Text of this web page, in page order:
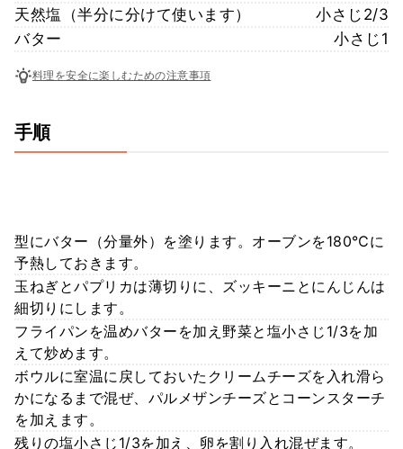
天然塩（半分に分けて使います）
小さじ2/3
バター
小さじ1
料理を安全に楽しむための注意事項
手順
型にバター（分量外）を塗ります。オーブンを180℃に
予熱しておきます。
玉ねぎとパプリカは薄切りに、ズッキーニとにんじんは
細切りにします。
フライパンを温めバターを加え野菜と塩小さじ1/3を加
えて炒めます。
ボウルに室温に戻しておいたクリームチーズを入れ滑ら
かになるまで混ぜ、パルメザンチーズとコーンスターチ
を加えます。
残りの塩小さじ1/3を加え、卵を割り入れ混ぜます。